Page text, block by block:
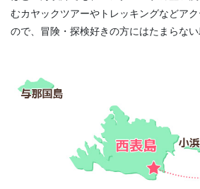
むカヤックツアーやトレッキングなどア
ので、冒険・探検好きの方にはたまらない